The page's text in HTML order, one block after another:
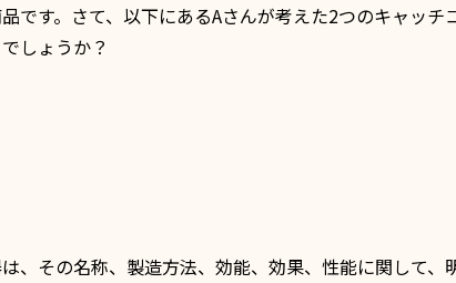
です。さて、以下にあるAさんが考えた2つのキャッチ
しょうか？
は、その名称、製造方法、効能、効果、性能に関して、